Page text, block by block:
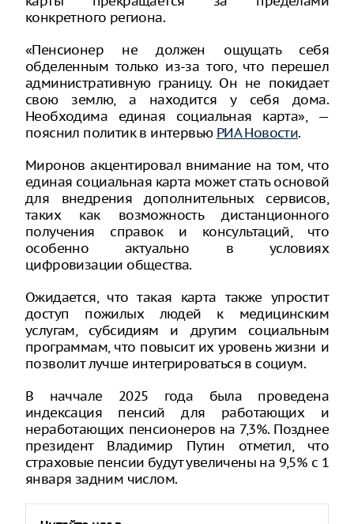
конкретного региона.
«Пенсионер не должен ощущать себя
обделенным только из-за того, что перешел
административную границу. Он не покидает
свою землю, а находится у себя дома.
Необходима единая социальная карта», —
пояснил политик в интервью РИА Новости.
Миронов акцентировал внимание на том, что
единая социальная карта может стать основой
для внедрения дополнительных сервисов,
таких как возможность дистанционного
получения справок и консультаций, что
особенно актуально в условиях
цифровизации общества.
Ожидается, что такая карта также упростит
доступ пожилых людей к медицинским
услугам, субсидиям и другим социальным
программам, что повысит их уровень жизни и
позволит лучше интегрироваться в социум.
В наччале 2025 года была проведена
индексация пенсий для работающих и
неработающих пенсионеров на 7,3%. Позднее
президент Владимир Путин отметил, что
страховые пенсии будут увеличены на 9,5% с 1
января задним числом.